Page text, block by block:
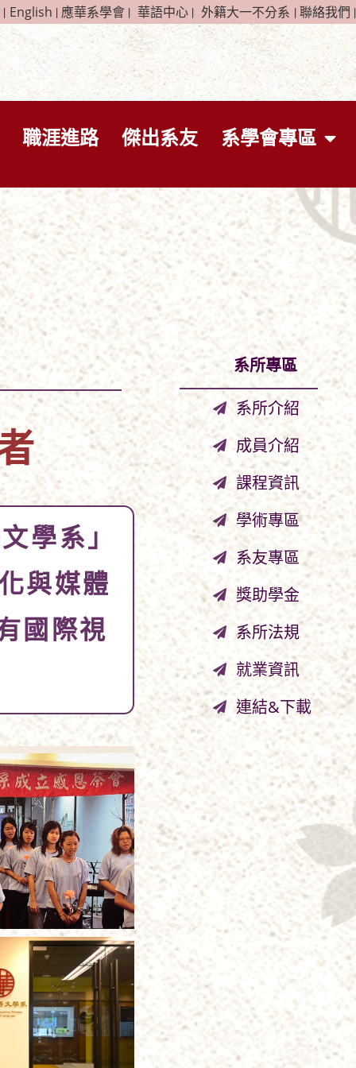
| English | 應華系學會 | 華語中心 | 外籍大一不分系 | 聯絡我們 |
職涯進路 傑出系友 系學會專區
學系」
與媒體
國際視
系所專區
系所介紹
成員介紹
課程資訊
學術專區
系友專區
獎助學金
系所法規
就業資訊
連結&下載